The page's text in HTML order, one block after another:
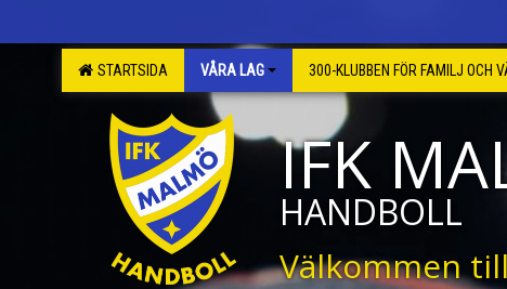
STARTSIDA VÅRA LAG 300-KLUBBEN FÖR FAMILJ OCH
IFK
HANDBOLL
Välkommen